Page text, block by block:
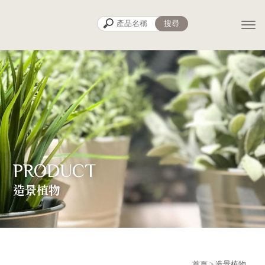
造景植物